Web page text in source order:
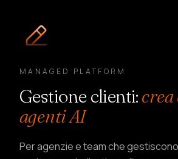
MANAGED PLATFORM
Gestione clienti:crea
agenti AI
Per agenzie e team che